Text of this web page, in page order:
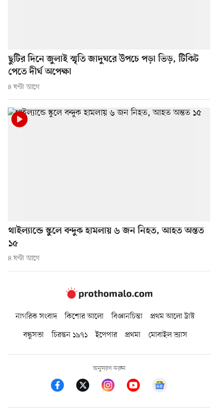
ছুটির দিনে জুলাই স্মৃতি জাদুঘরে উপচে পড়া ভিড়, টিকিট
পেতে দীর্ঘ অপেক্ষা
৪ ঘণ্টা আগে
থাইল্যান্ডে স্কুলে বন্দুক হামলায় ৬ জন নিহত, আহত অন্তত
১৫
৪ ঘণ্টা আগে
নাগরিক সংবাদ কিশোর আলো বিজ্ঞানচিন্তা
প্রথম আলো ট্রাস্ট
বন্ধুসভা
চিরন্তন ১৯৭১ ইপেপার প্রথমা মোবাইল ভ্যাস
অনুসরণ করুন